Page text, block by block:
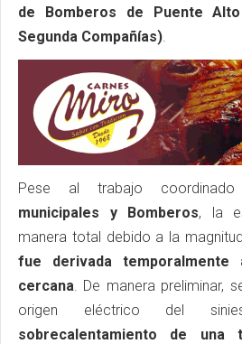
de Bomberos de Puente
Segunda Compañías)
Pese al trabajo
municipales y Bomberos, la
manera total debido a la
fue derivada
cercana . De manera preliminar,
origen eléctrico del
sobrecalentamiento de una